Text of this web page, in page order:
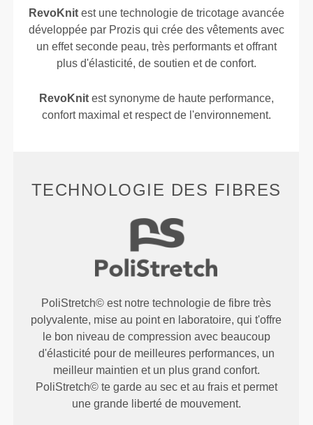
RevoKnitest une technologie de tricotage avancée
développée par Prozis qui crée des vêtements avec
un effet seconde peau, très performants et offrant
plus d'élasticité, de soutien et de confort.
RevoKnitest synonyme de haute performance,
confort maximal et respect de l'environnement.
TECHNOLOGIE DES FIBRES
PoliStretch© est notre technologie de fibre très
polyvalente, mise au point en laboratoire, qui t'offre
le bon niveau de compression avec beaucoup
d'élasticité pour de meilleures performances, un
meilleur maintien et un plus grand confort.
PoliStretch© te garde au sec et au frais et permet
une grande liberté de mouvement.